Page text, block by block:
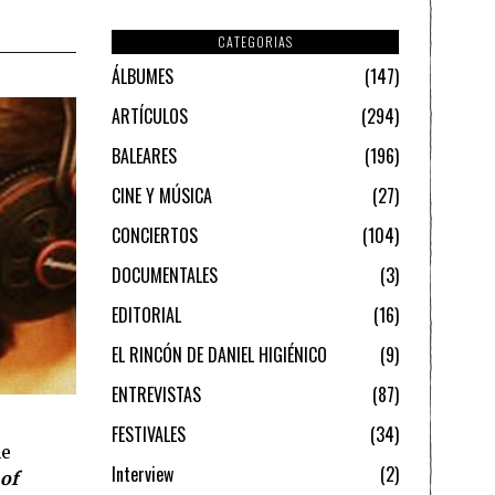
CATEGORIAS
ÁLBUMES
147
ARTÍCULOS
294
BALEARES
196
CINE Y MÚSICA
27
CONCIERTOS
104
DOCUMENTALES
3
EDITORIAL
16
EL RINCÓN DE DANIEL HIGIÉNICO
9
ENTREVISTAS
87
FESTIVALES
34
Interview
2